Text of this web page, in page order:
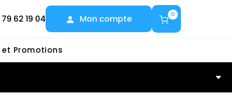
62 19 04 Mon compte 0
Promotions